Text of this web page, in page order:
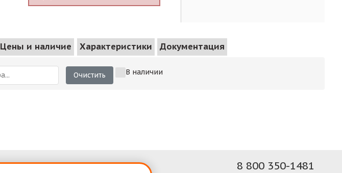
Цены и наличие Характеристики Документация
Очистить В наличии
Договор-оферта 8 800 350-1481